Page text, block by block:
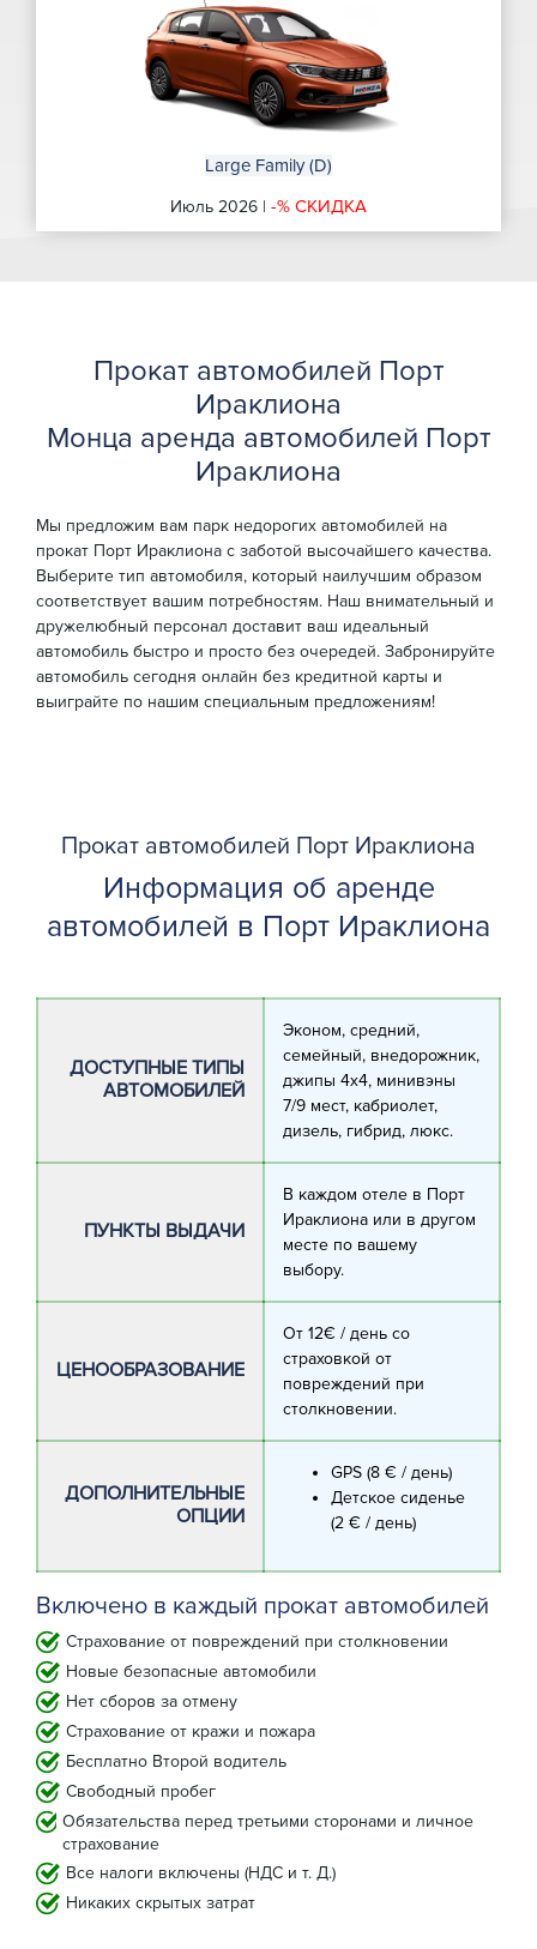
Large Family (D)
Июль 2026 | -% СКИДКА
Прокат автомобилей Порт
Ираклиона
Монца аренда автомобилей Порт
Ираклиона
Мы предложим вам парк недорогих автомобилей на
прокат Порт Ираклиона с заботой высочайшего качества.
Выберите тип автомобиля, который наилучшим образом
соответствует вашим потребностям. Наш внимательный и
дружелюбный персонал доставит ваш идеальный
автомобиль быстро и просто без очередей. Забронируйте
автомобиль сегодня онлайн без кредитной карты и
выиграйте по нашим специальным предложениям!
Прокат автомобилей Порт Ираклиона
Информация об аренде
автомобилей в Порт Ираклиона
ДОСТУПНЫЕ ТИПЫ
АВТОМОБИЛЕЙ
Эконом, средний,
семейный, внедорожник,
джипы 4х4, минивэны
7/9 мест, кабриолет,
дизель, гибрид, люкс.
ПУНКТЫ ВЫДАЧИ
В каждом отеле в Порт
Ираклиона или в другом
месте по вашему
выбору.
ЦЕНООБРАЗОВАНИЕ
От 12€ / день со
страховкой от
повреждений при
столкновении.
ДОПОЛНИТЕЛЬНЫЕ
ОПЦИИ
GPS (8 € / день)
Детское сиденье
(2 € / день)
Включено в каждый прокат автомобилей
Страхование от повреждений при столкновении
Новые безопасные автомобили
Нет сборов за отмену
Страхование от кражи и пожара
Бесплатно Второй водитель
Свободный пробег
Обязательства перед третьими сторонами и личное
страхование
Все налоги включены (НДС и т. Д.)
Никаких скрытых затрат